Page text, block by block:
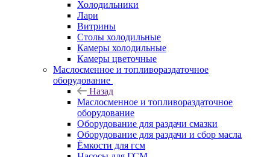
Холодильники
Лари
Витрины
Столы холодильные
Камеры холодильные
Камеры цветочные
Маслосменное и топливораздаточное
оборудование
Назад
Маслосменное и топливораздаточное
оборудование
Оборудование для раздачи смазки
Оборудование для раздачи и сбор масла
Ёмкости для гсм